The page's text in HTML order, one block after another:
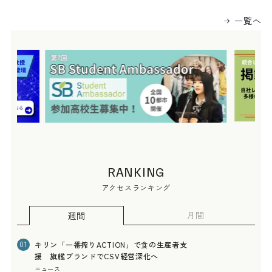
一覧へ
RANKING
アクセスランキング
週間 月間
01
キリン「一番搾りACTION」で食の生産者支
援 旗艦ブランドでCSV経営深化へ
ニュース